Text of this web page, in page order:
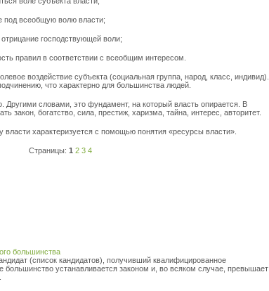
под всеобщую волю власти;
господствующей воли;
правил в соответствии с всеобщим интересом.
воздействие субъекта (социальная группа, народ, класс, индивид).
что характерно для большинства людей.
Другими словами, это фундамент, на который власть опирается. В
закон, богатство, сила, престиж, харизма, тайна, интерес, авторитет.
характеризуется с помощью понятия «ресурсы власти».
Страницы: 1 2 3 4
большинства
(список кандидатов), получивший квалифицированное
большинство устанавливается законом и, во всяком случае, превышает